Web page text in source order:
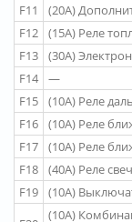
F11
(20A)
F12
(15A) Реле
F13
(30A)
F14
—
F15
(10A) Реле
F16
(10A) Реле
F17
(10A) Реле
F18
(40A) Реле
F19
(10A)
(10A)